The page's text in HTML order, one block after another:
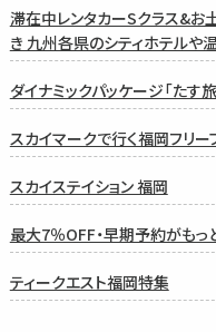
滞在中レンタカーSクラス&
き 九州各県のシティホテルや
ダイナミックパッケージ「たす
スカイマークで行く福岡フリー
スカイステイション 福岡
最大7％OFF・早期予約がも
ティークエスト福岡特集